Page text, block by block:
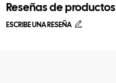
Reseñas de productos
ESCRIBE UNA RESEÑA